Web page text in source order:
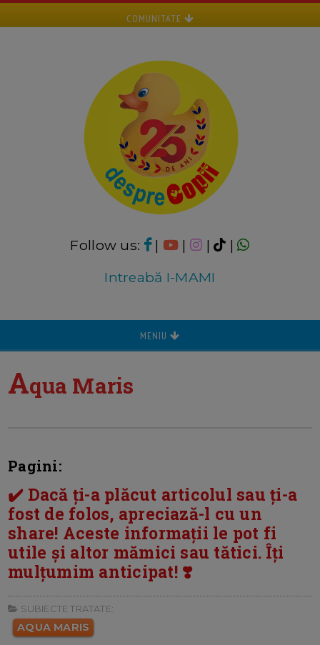
COMUNITATE
Follow us: | | |
|
Intreabă I-MAMI
MENIU
Aqua Maris
Pagini:
✔️ Dacă ți-a plăcut articolul sau ți-a
fost de folos, apreciază-l cu un
share! Aceste informații le pot fi
utile și altor mămici sau tătici. Îți
mulțumim anticipat! ❣️
SUBIECTE TRATATE:
AQUA MARIS